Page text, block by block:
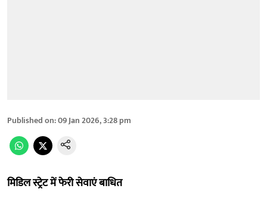
Published on:09 Jan 2026, 3:28 pm
मिडिल स्ट्रेट में फेरी सेवाएं बाधित